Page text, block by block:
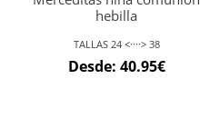
hebilla
TALLAS 24 <····> 38
Desde: 40.95€